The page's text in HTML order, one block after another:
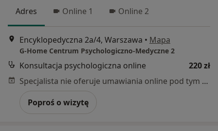
Adres Online 1 Online 2
Encyklopedyczna 2a/4, Warszawa • Mapa
G-Home Centrum Psychologiczno-Medyczne 2
Konsultacja psychologiczna online
220 zł
Specjalista nie oferuje umawiania online pod tym adresem.
Poproś o wizytę